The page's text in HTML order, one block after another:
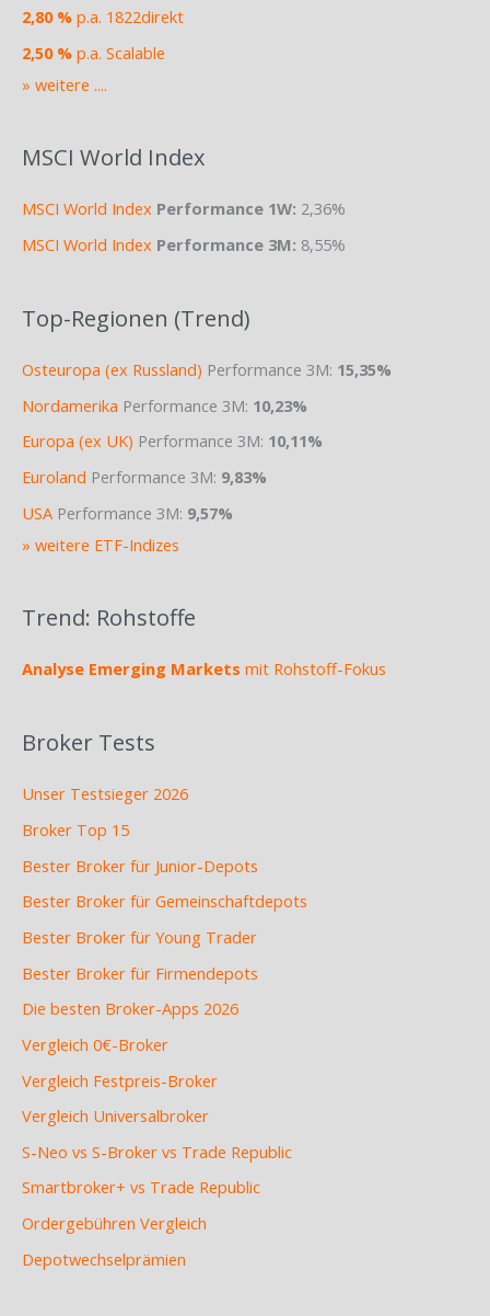
2,80 % p.a. 1822direkt
2,50 % p.a. Scalable
» weitere ....
MSCI World Index
MSCI World Index Performance 1W: 2,36%
MSCI World Index Performance 3M: 8,55%
Top-Regionen (Trend)
Osteuropa (ex Russland) Performance 3M: 15,35%
Nordamerika Performance 3M: 10,23%
Europa (ex UK) Performance 3M: 10,11%
Euroland Performance 3M: 9,83%
USA Performance 3M: 9,57%
» weitere ETF-Indizes
Trend: Rohstoffe
Analyse Emerging Markets mit Rohstoff-Fokus
Broker Tests
Unser Testsieger 2026
Broker Top 15
Bester Broker für Junior-Depots
Bester Broker für Gemeinschaftdepots
Bester Broker für Young Trader
Bester Broker für Firmendepots
Die besten Broker-Apps 2026
Vergleich 0€-Broker
Vergleich Festpreis-Broker
Vergleich Universalbroker
S-Neo vs S-Broker vs Trade Republic
Smartbroker+ vs Trade Republic
Ordergebühren Vergleich
Depotwechselprämien